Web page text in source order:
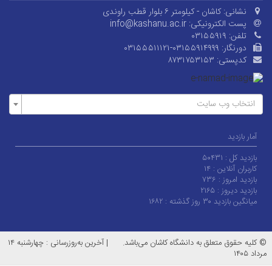
نشانی: کاشان - کیلومتر ۶ بلوار قطب راوندی
پست الکترونیکی: info@kashanu.ac.ir
تلفن: ۰۳۱۵۵۹۱۹
دورنگار: ۰۳۱۵۵۵۱۱۱۲۱-۰۳۱۵۵۹۱۴۹۹۹
کدپستی: ۸۷۳۱۷۵۳۱۵۳
انتخاب وب سایت
آمار بازدید
بازدید کل : ۵۰۴۳۱
کاربران آنلاین : ۱۴
بازدید امروز : ۷۳۶
بازدید دیروز : ۲۱۶۵
میانگین بازدید ۳۰ روز گذشته :
۱۶۸۲
© کلیه حقوق متعلق به دانشگاه کاشان می‌باشد. |
آخرین به‌روزرسانی : چهارشنبه ۱۴
مرداد ۱۴۰۵